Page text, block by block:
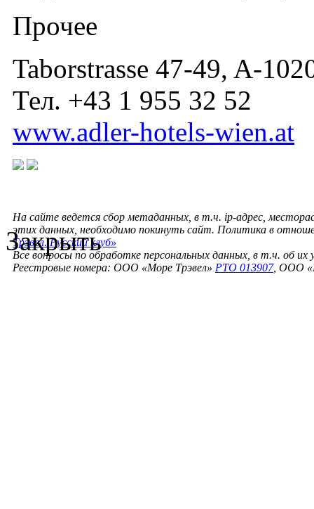
Прочее
Taborstrasse 47-49, A-
Тел. +43 1 955 32 52
www.adler-hotels-wien.at
На сайте ведется сбор метаданных, в т.ч. ip-адрес,
этих данных, необходимо покинуть сайт. Политика в
Трэвел. Русский клуб»
Все вопросы по обработке персональных данных, в т.ч. об их
Реестровые номера: ООО «Море Трэвел» РТО 013907, ООО
Закрыть